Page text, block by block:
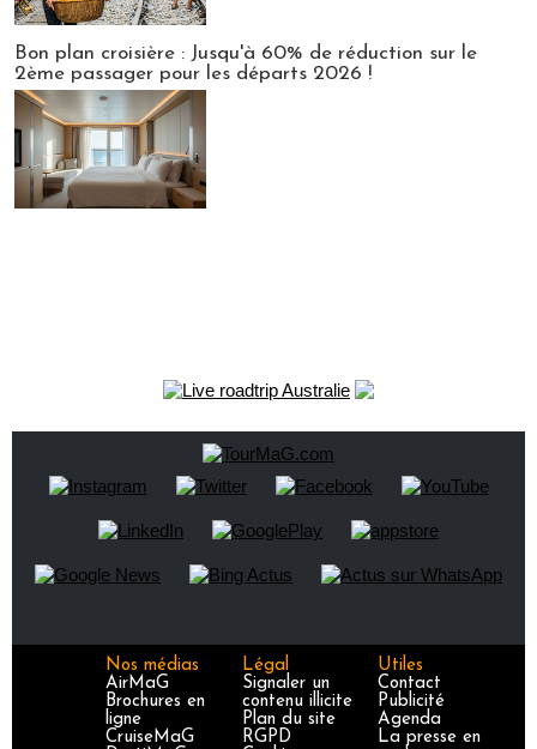
Bon plan croisière : Jusqu'à 60% de réduction sur le
2ème passager pour les départs 2026 !
Nos médias
AirMaG
Brochures en
ligne
CruiseMaG
Légal
Signaler un
contenu illicite
Plan du site
RGPD
Utiles
Contact
Publicité
Agenda
La presse en